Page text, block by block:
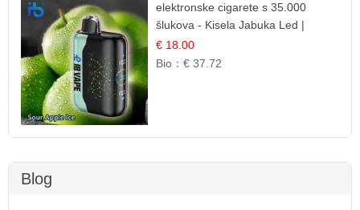
elektronske cigarete s 35.000
šlukova - Kisela Jabuka Led |
Osježavajući Kiselo-Slatki Okus
€ 18.00
Bio：€ 37.72
Blog